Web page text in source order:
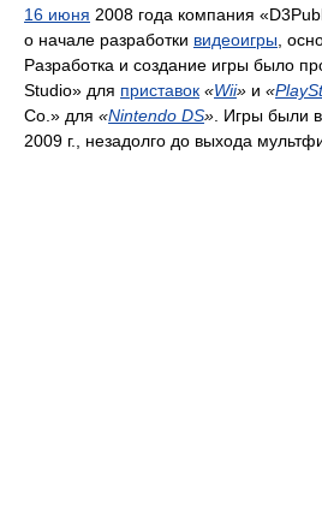
16 июня 2008 года компания
о начале разработки видеоигры ,
Разработка и создание игры было
Studio» для приставок «Wii» и «
Co.» для «Nintendo DS» . Игры были
2009 г., незадолго до выхода